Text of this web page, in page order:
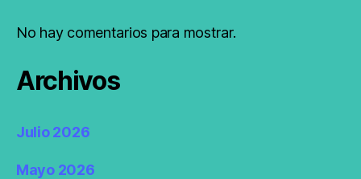
No hay comentarios para mostrar.
Archivos
Julio 2026
Mayo 2026